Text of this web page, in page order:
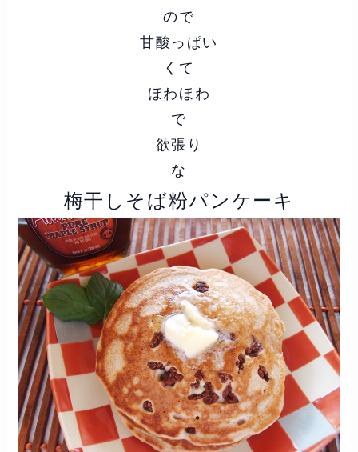
ので
甘酸っぱい
くて
ほわほわ
で
欲張り
な
梅干しそば粉パンケーキ